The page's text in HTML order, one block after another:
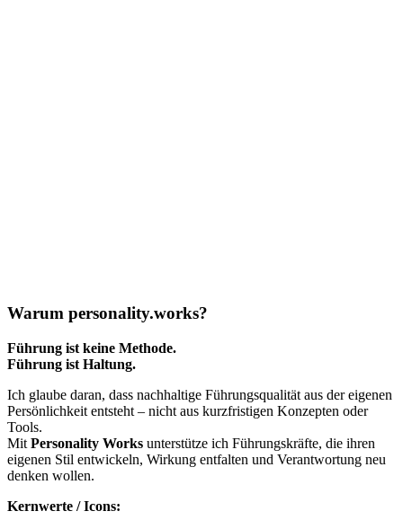
Warum personality.works?
Führung ist keine Methode.
Führung ist Haltung.
Ich glaube daran, dass nachhaltige Führungsqualität aus der eigenen
Persönlichkeit entsteht – nicht aus kurzfristigen Konzepten oder
Tools.
Mit Personality Works unterstütze ich Führungskräfte, die ihren
eigenen Stil entwickeln, Wirkung entfalten und Verantwortung neu
denken wollen.
Kernwerte / Icons: